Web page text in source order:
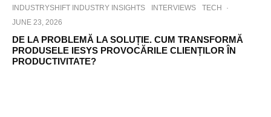
INDUSTRYSHIFT INDUSTRY INSIGHTS INTERVIEWS TECH
·
JUNE 23, 2026
DE LA PROBLEMĂ LA SOLUȚIE. CUM TRANSFORMĂ
PRODUSELE IESYS PROVOCĂRILE CLIENȚILOR ÎN
PRODUCTIVITATE?